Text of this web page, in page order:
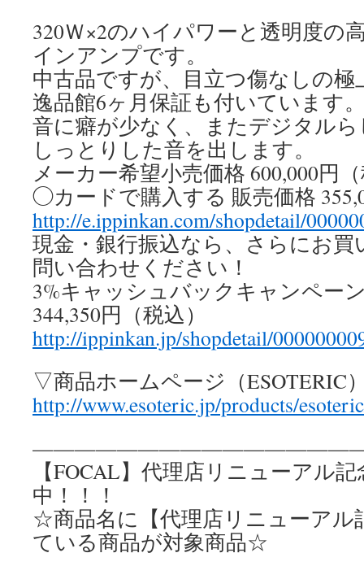
320Ｗ×2のハイパワーと透明度の
インアンプです。
中古品ですが、目立つ傷なしの極
逸品館6ヶ月保証も付いています
音に癖が少なく、またデジタル
しっとりした音を出します。
メーカー希望小売価格 600,000円
◯カードで購入する 販売価格
http://e.ippinkan.com/shopdetail/
現金・銀行振込なら、さらにお買
問い合わせください！
3%キャッシュバックキャンペー
344,350円（税込）
http://ippinkan.jp/shopdetail/
▽商品ホームページ（ESOTERIC
http://www.esoteric.jp/products/
【FOCAL】代理店リニューアル
中！！！
☆商品名に【代理店リニューアル
ている商品が対象商品☆